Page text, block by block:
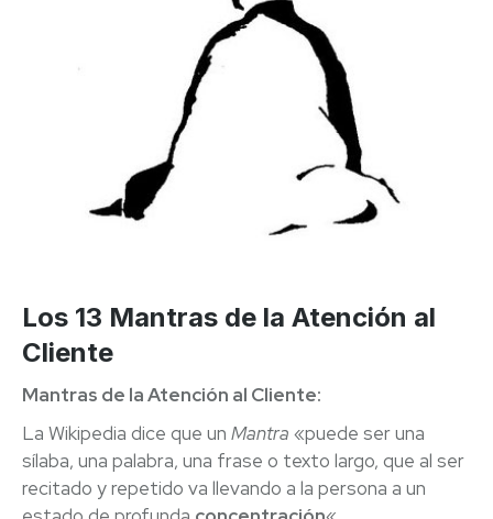
Los 13 Mantras de la Atención al
Cliente
Mantras de la Atención al Cliente:
La Wikipedia dice que un Mantra «puede ser una
sílaba, una palabra, una frase o texto largo, que al ser
recitado y repetido va llevando a la persona a un